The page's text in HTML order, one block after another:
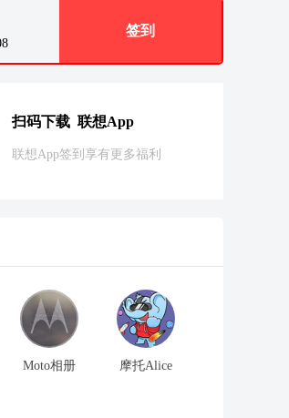
签到
扫码下载 联想App
联想App签到享有更多福利
Moto相册 摩托Alice